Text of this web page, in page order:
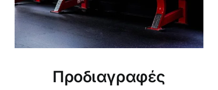
Προδιαγραφές